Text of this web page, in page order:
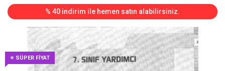
% 40 indirim ile hemen satın alabilirsiniz.
⭐ SÜPER FİYAT